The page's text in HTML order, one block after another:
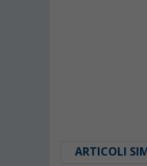
ARTICOLI